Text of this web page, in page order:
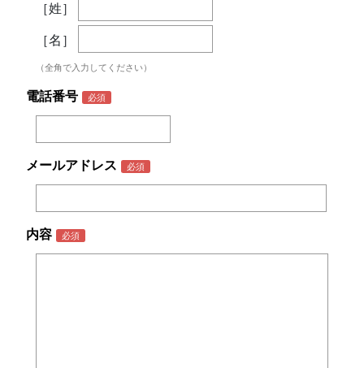
［姓］
［名］
（全角で入力してください）
電話番号
メールアドレス
内容